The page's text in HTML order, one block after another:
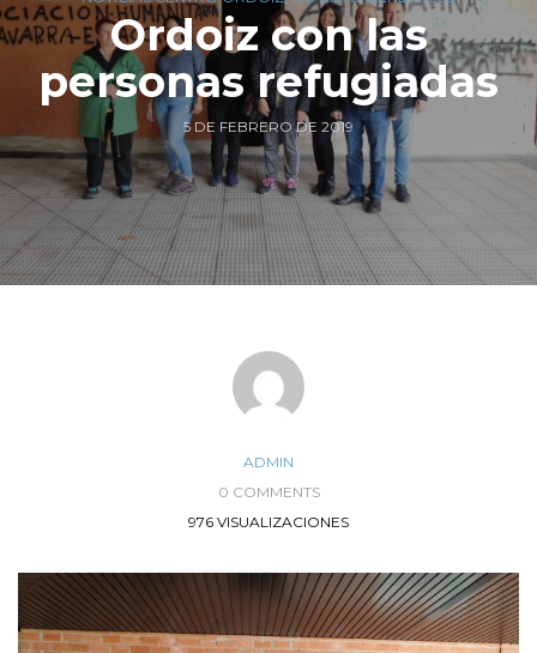
Ordoiz con las
personas refugiadas
5 DE FEBRERO DE 2019
ADMIN
0 COMMENTS
976 VISUALIZACIONES